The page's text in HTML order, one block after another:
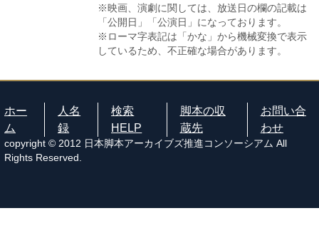
※映画、演劇に関しては、放送日の欄の記載は
「公開日」「公演日」になっております。
※ローマ字表記は「かな」から機械変換で表示
しているため、不正確な場合があります。
ホー
ム
人名
録
検索
HELP
脚本の収
蔵先
お問い合
わせ
copyright © 2012 日本脚本アーカイブズ推進コンソーシアム All
Rights Reserved.